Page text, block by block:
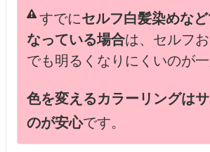
すでにセルフ白髪染めなど
なっている場合は、セルフ
でも明るくなりにくいのが一
色を変えるカラーリングは
のが安心です。